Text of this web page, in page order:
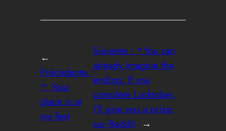
←
Précédente :
*; Your
place is at
my feet
Suivante : *,You can
already imagine the
ending. If you
complete Locktober,
I’ll give you a prize.
sur Reddit →